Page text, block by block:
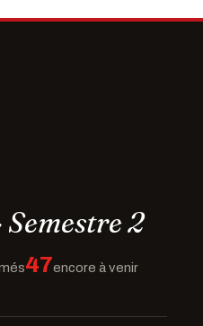
Semestre 2
47encore à venir